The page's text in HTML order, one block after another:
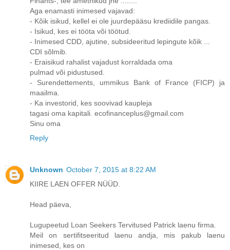
Aga enamasti inimesed vajavad:
- Kõik isikud, kellel ei ole juurdepääsu krediidile pangas.
- Isikud, kes ei tööta või töötud.
- Inimesed CDD, ajutine, subsideeritud lepingute kõik ...
CDI sõlmib.
- Eraisikud rahalist vajadust korraldada oma
pulmad või pidustused.
- Surendettements, ummikus Bank of France (FICP) ja
maailma.
- Ka investorid, kes soovivad kaupleja
tagasi oma kapitali. ecofinanceplus@gmail.com
Sinu oma
Reply
Unknown October 7, 2015 at 8:22 AM
KIIRE LAEN OFFER NÜÜD.
Head päeva,
Lugupeetud Loan Seekers Tervitused Patrick laenu firma.
Meil on sertifitseeritud laenu andja, mis pakub laenu
inimesed, kes on